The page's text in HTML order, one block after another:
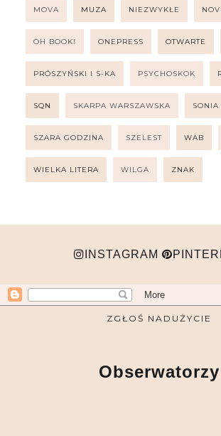
MOVA MUZA NIEZWYKŁE
OH BOOK! ONEPRESS OTWARTE
PRÓSZYŃSKI I S-KA PSYCHOSKOK
SQN SKARPA WARSZAWSKA SONIA
SZARA GODZINA SZELEST WAB
WIELKA LITERA WILGA ZNAK
INSTAGRAM
ZGŁOŚ NADUŻYCIE
Obserwatorzy